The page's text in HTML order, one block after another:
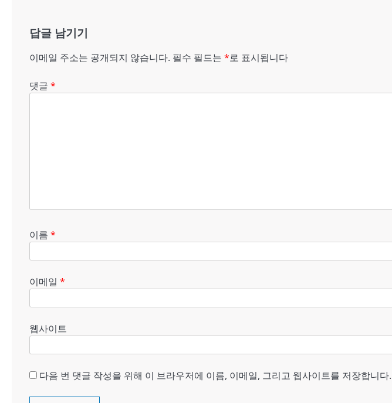
답글 남기기
이메일 주소는 공개되지 않습니다. 필수 필드는 *로 표시됩니다
댓글 *
이름 *
이메일 *
웹사이트
다음 번 댓글 작성을 위해 이 브라우저에 이름, 이메일, 그리고 웹사이트를 저장합니다.